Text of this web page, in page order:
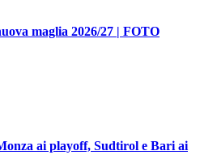
maglia 2026/27 | FOTO
ai playoff, Sudtirol e Bari ai